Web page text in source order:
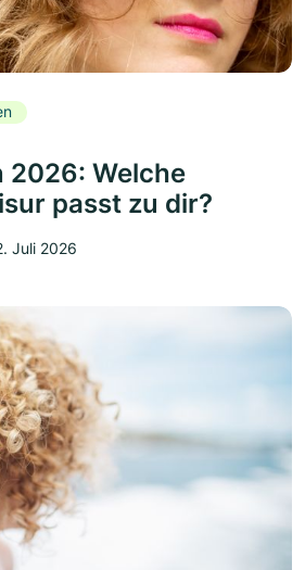
2026: Welche
passt zu dir?
Juli 2026